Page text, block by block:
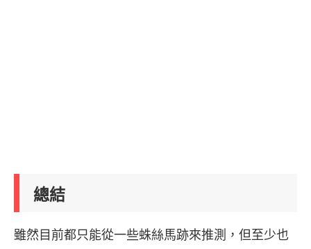
總結
雖然目前都只能從一些蛛絲馬跡來推測，但至少也